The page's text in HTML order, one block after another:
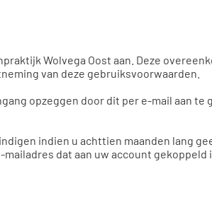
Wolvega Oost aan. Deze
van deze gebruiksvoorwaarden.
opzeggen door dit per e-mail aan te
indien u achttien maanden lang
dat aan uw account gekoppeld